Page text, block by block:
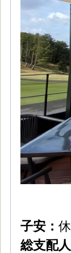
子安：
総支配人